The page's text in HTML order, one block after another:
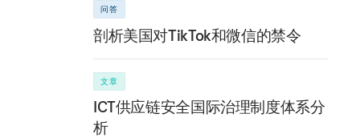
问答
剖析美国对TikTok和微信的禁令
文章
ICT供应链安全国际治理制度体系分
析